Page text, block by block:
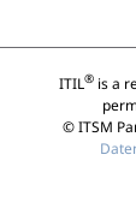
ITIL®is a
© ITSM